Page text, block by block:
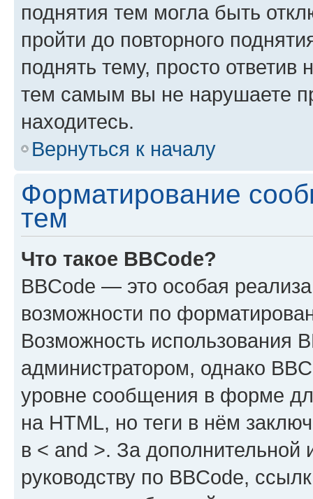
поднятия тем могла быть
пройти до повторного
поднять тему, просто ответив
тем самым вы не нарушаете
находитесь.
Вернуться к началу
Форматирование
тем
Что такое BBCode?
BBCode — это особая
возможности по
Возможность использования
администратором, однако
уровне сообщения в форме
на HTML, но теги в нём
в < and >. За
руководству по BBCode,